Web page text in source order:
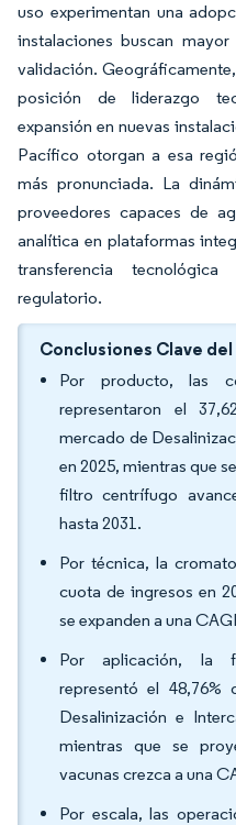
uso experimentan una
instalaciones buscan
validación.
posición de liderazgo
expansión en nuevas
Pacífico otorgan a esa
más pronunciada. La
proveedores capaces de
analítica en plataformas
transferencia
regulatorio.
Conclusiones Clave
Por producto, las
representaron el
mercado de
en 2025, mientras que
filtro centrífugo
hasta 2031.
Por técnica, la
cuota de ingresos en
se expanden a una
Por aplicación, la
representó el
Desalinización e
mientras que se
vacunas crezca a una
Por escala, las